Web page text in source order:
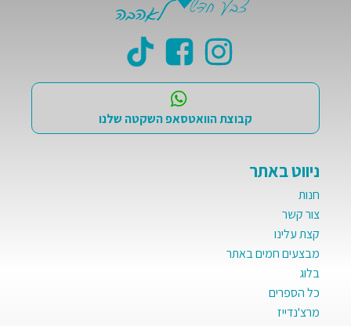
קבוצת הוואטסאפ השקטה שלנו
ניווט באתר
חנות
צור קשר
קצת עלינו
מבצעים חמים באתר
בלוג
כל הספרים
מרצ'נדייז